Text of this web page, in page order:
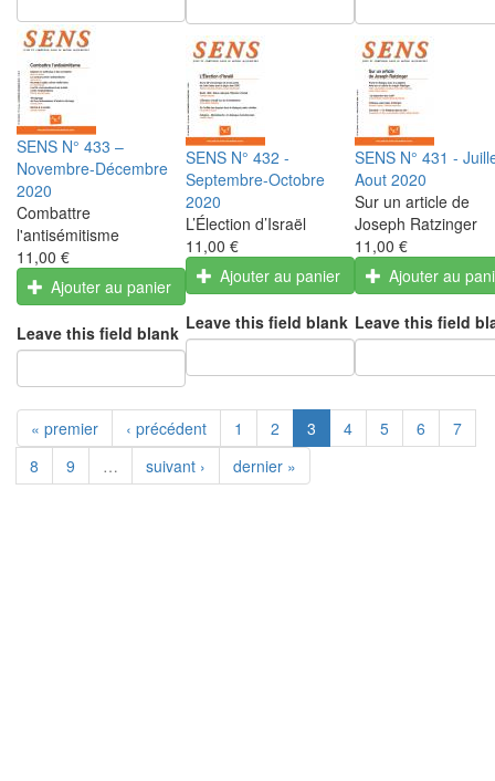
SENS N° 433 –
Novembre-Décembre
2020
Combattre
l'antisémitisme
11,00 €
Ajouter au panier
Leave this field blank
SENS N° 432 -
Septembre-Octobre
2020
L’Élection d’Israël
11,00 €
Ajouter au panier
Leave this field blank
SENS N° 431 -
Aout 2020
Sur un article de
Joseph Ratzinger
11,00 €
Ajouter au
Leave this field
« premier ‹ précédent 1 2 3 4 5 6
7
8
9 … suivant › dernier »